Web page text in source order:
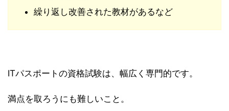
繰り返し改善された教材があるなど
ITパスポートの資格試験は、幅広く専門的です。
満点を取ろうにも難しいこと。